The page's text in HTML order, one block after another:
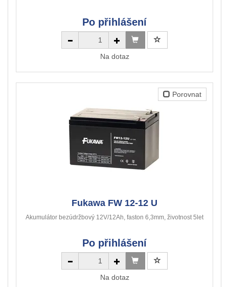
Po přihlášení
Na dotaz
Porovnat
Fukawa FW 12-12 U
Akumulátor bezúdržbový 12V/12Ah, faston 6,3mm, životnost 5let
Po přihlášení
Na dotaz